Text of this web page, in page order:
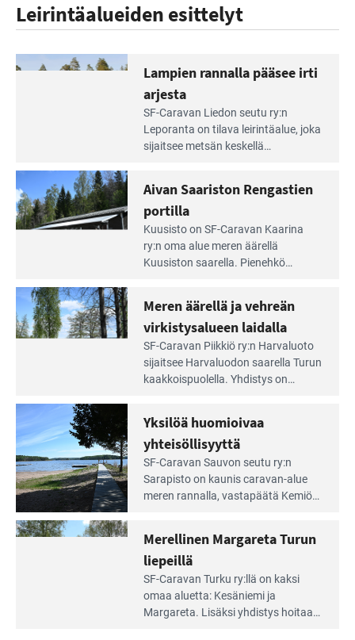
Leirintäalueiden esittelyt
rannalla
pääsee
irti
arjesta
Lampien rannalla pääsee irti
arjesta
SF-Caravan Liedon seutu ry:n
Leporanta on tilava leirintäalue, joka
sijaitsee metsän kes­kellä
tarjoaa ympäris­töineen kauniit
maisemat ja loistavat virkistäytymis­
mahdollisuudet.
Lue
Saariston
Rengastien
portilla
Aivan Saariston Rengastien
portilla
Kuusisto on SF-Caravan Kaarina
ry:n oma alue meren äärellä
Kuusiston saarella. Pie­nehkö
äärellä
ja
vehreän
virkistysalueen
laidalla
Meren äärellä ja vehreän
virkistysalueen laidalla
SF-Caravan Piikkiö ry:n Harvaluoto
sijait­see Harvaluodon saarella Turun
kaakkois­puolella. Yhdistys on
virkistysalueesta.
Lue
Leirintäoppaan
artikkeli:
Yksilöä
huomioivaa
yhteisöllisyyttä
Yksilöä huomioivaa
yhteisöllisyyttä
SF-Caravan Sauvon seutu ry:n
Sarapisto on kaunis caravan-alue
meren rannalla, vasta­päätä Kemiön
kymmenen paikkaa ilman sähköä.
Merellinen Margareta Turun
liepeillä
SF-Caravan Turku ry:llä on kaksi
omaa aluet­ta: Kesäniemi ja
Margareta. Lisäksi yhdis­tys hoitaa